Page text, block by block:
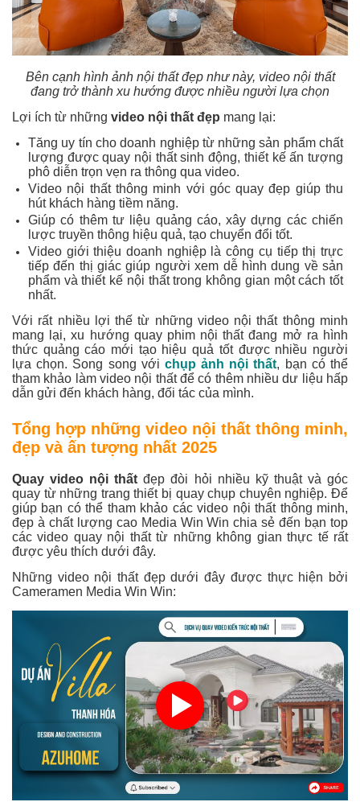
Bên cạnh hình ảnh nội thất đẹp như này, video nội thất
đang trở thành xu hướng được nhiều người lựa chọn
Lợi ích từ những video nội thất đẹp mang lại:
Tăng uy tín cho doanh nghiệp từ những sản phẩm chất
lượng được quay nội thất sinh động, thiết kế ấn tượng
phô diễn trọn vẹn ra thông qua video.
Video nội thất thông minh với góc quay đẹp giúp thu
hút khách hàng tiềm năng.
Giúp có thêm tư liệu quảng cáo, xây dựng các chiến
lược truyền thông hiệu quả, tạo chuyển đổi tốt.
Video giới thiệu doanh nghiệp là công cụ tiếp thị trực
tiếp đến thị giác giúp người xem dễ hình dung về sản
phẩm và thiết kế nội thất trong không gian một cách tốt
nhất.
Với rất nhiều lợi thế từ những video nội thất thông minh
mang lại, xu hướng quay phim nội thất đang mở ra hình
thức quảng cáo mới tạo hiệu quả tốt được nhiều người
lựa chọn. Song song với chụp ảnh nội thất, bạn có thể
tham khảo làm video nội thất để có thêm nhiều dư liệu hấp
dẫn gửi đến khách hàng, đối tác của mình.
Tổng hợp những video nội thất thông minh,
đẹp và ấn tượng nhất 2025
Quay video nội thấtđẹp đòi hỏi nhiều kỹ thuật và góc
quay từ những trang thiết bị quay chụp chuyên nghiệp. Để
giúp bạn có thể tham khảo các video nội thất thông minh,
đẹp à chất lượng cao Media Win Win chia sẻ đến bạn top
các video quay nội thất từ những không gian thực tế rất
được yêu thích dưới đây.
Những video nội thất đẹp dưới đây được thực hiện bởi
Cameramen Media Win Win: